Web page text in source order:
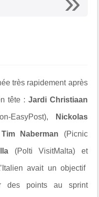
très rapidement après
tête : Jardi Christiaan
EasyPost), Nickolas
Tim Naberman (Picnic
(Polti VisitMalta) et
avait un objectif
des points au sprint